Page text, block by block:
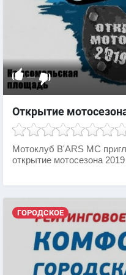
—
Открытие
Мотоклуб B'ARS MC
открытие мотосезона 2019
ГОРОДСКОЕ